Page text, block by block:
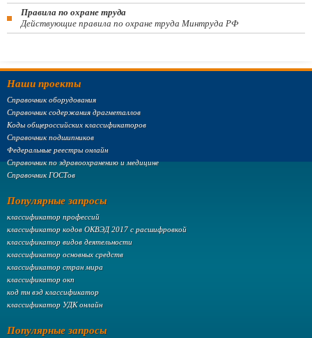
Правила по охране труда
Действующие правила по охране труда Минтруда РФ
Наши проекты
Справочник оборудования
Справочник содержания драгметаллов
Коды общероссийских классификаторов
Справочник подшипников
Федеральные реестры онлайн
Справочник по здравоохранению и медицине
Справочник ГОСТов
Популярные запросы
классификатор профессий
классификатор кодов ОКВЭД 2017 с расшифровкой
классификатор видов деятельности
классификатор основных средств
классификатор стран мира
классификатор окп
код тн вэд классификатор
классификатор УДК онлайн
Популярные запросы